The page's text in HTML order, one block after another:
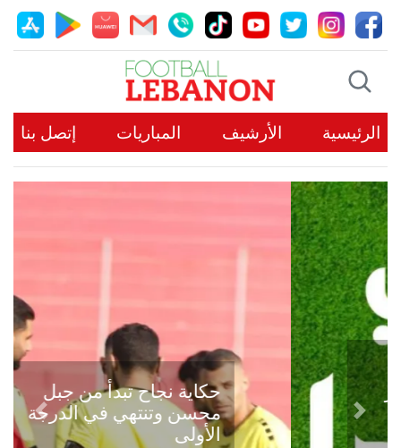
الرئيسية الأرشيف المباريات إتصل بنا
حكاية نجاح تبدأ من جبل
محسن وتنتهي في الدرجة
الأولىPrevious
Next